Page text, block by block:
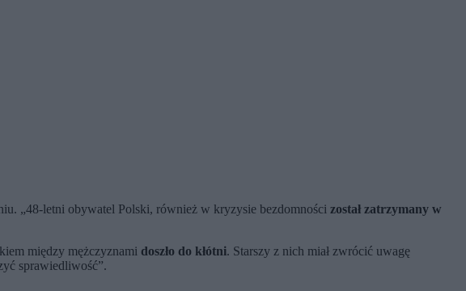
„48-letni obywatel Polski, również w kryzysie bezdomności został zatrzymany w
między mężczyznami doszło do kłótni. Starszy z nich miał zwrócić uwagę
sprawiedliwość”.